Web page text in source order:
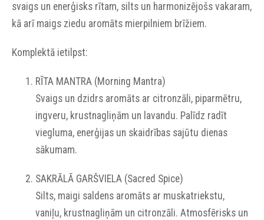
svaigs un enerģisks rītam, silts un harmonizējošs vakaram,
kā arī maigs ziedu aromāts mierpilniem brīžiem.
Komplektā ietilpst:
RĪTA MANTRA (Morning Mantra)
Svaigs un dzidrs aromāts ar citronzāli, piparmētru,
ingveru, krustnagliņām un lavandu. Palīdz radīt
viegluma, enerģijas un skaidrības sajūtu dienas
sākumam.
SAKRĀLĀ GARŠVIELA (Sacred Spice)
Silts, maigi saldens aromāts ar muskatriekstu,
vaniļu, krustnagliņām un citronzāli. Atmosfērisks un